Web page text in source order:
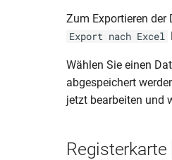
Zum Exportieren der
Export nach Excel
Wählen Sie einen
abgespeichert
jetzt bearbeiten und
Registerkarte